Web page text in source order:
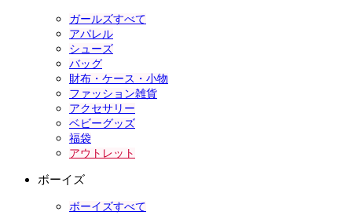
ガールズすべて
アパレル
シューズ
バッグ
財布・ケース・小物
ファッション雑貨
アクセサリー
ベビーグッズ
福袋
アウトレット
ボーイズ
ボーイズすべて